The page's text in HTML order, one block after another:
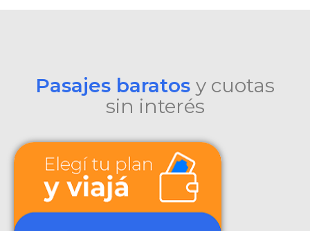
Pasajes baratos y cuotas
sin interés